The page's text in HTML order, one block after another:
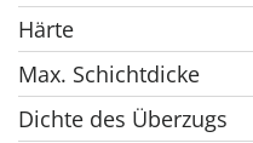
Härte
Max. Schichtdicke
Dichte des Überzugs